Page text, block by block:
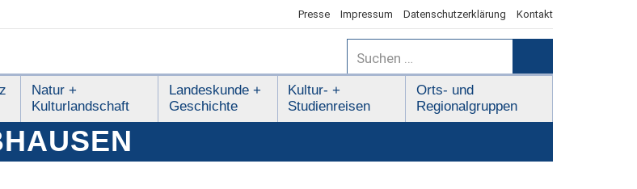
Presse Impressum Datenschutzerklärung Kontakt
Suchen
nach:
Natur +
Kulturlandschaft
Landeskunde +
Geschichte
Kultur- +
Studienreisen
Orts- und
Regionalgruppen